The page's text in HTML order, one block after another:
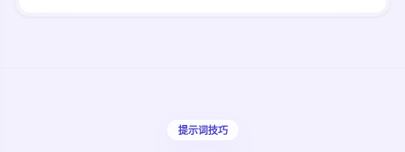
提示词技巧